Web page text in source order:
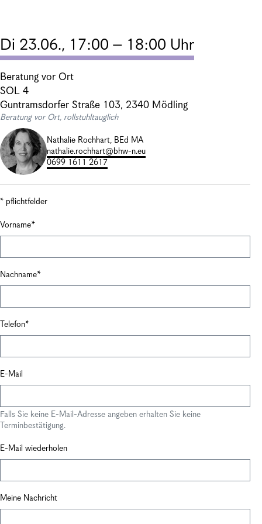
Di 23.06., 17:00 – 18:00 Uhr
Beratung vor Ort
SOL 4
Guntramsdorfer Straße 103, 2340 Mödling
Beratung vor Ort, rollstuhltauglich
Nathalie Rochhart, BEd MA
nathalie.rochhart@bhw-n.eu
0699 1611 2617
* pflichtfelder
Vorname
Nachname
Telefon
E-Mail
Falls Sie keine E-Mail-Adresse angeben erhalten Sie keine
Terminbestätigung.
E-Mail wiederholen
Meine Nachricht